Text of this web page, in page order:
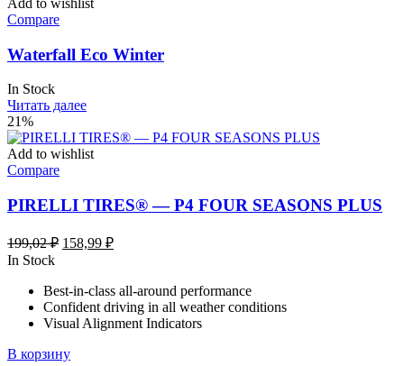
Add to wishlist
Compare
Waterfall Eco Winter
In Stock
Читать далее
21%
Add to wishlist
Compare
PIRELLI TIRES® — P4 FOUR SEASONS PLUS
199,02₽ Первоначальная
199,02 ₽.
158,99 ₽Текущая
In Stock
Best-in-class all-around performance
Confident driving in all weather conditions
Visual Alignment Indicators
В корзину